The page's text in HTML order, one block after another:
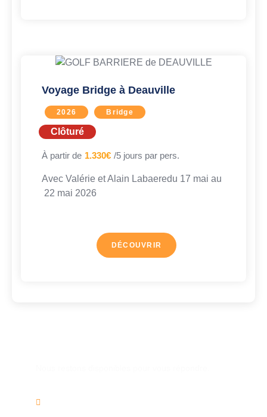
Voyage Bridge à Deauville
2026 Bridge
Clôturé
À partir de 1.330€ /5 jours par pers.
Avec Valérie et Alain Labaeredu 17 mai au
22 mai 2026
DÉCOUVRIR